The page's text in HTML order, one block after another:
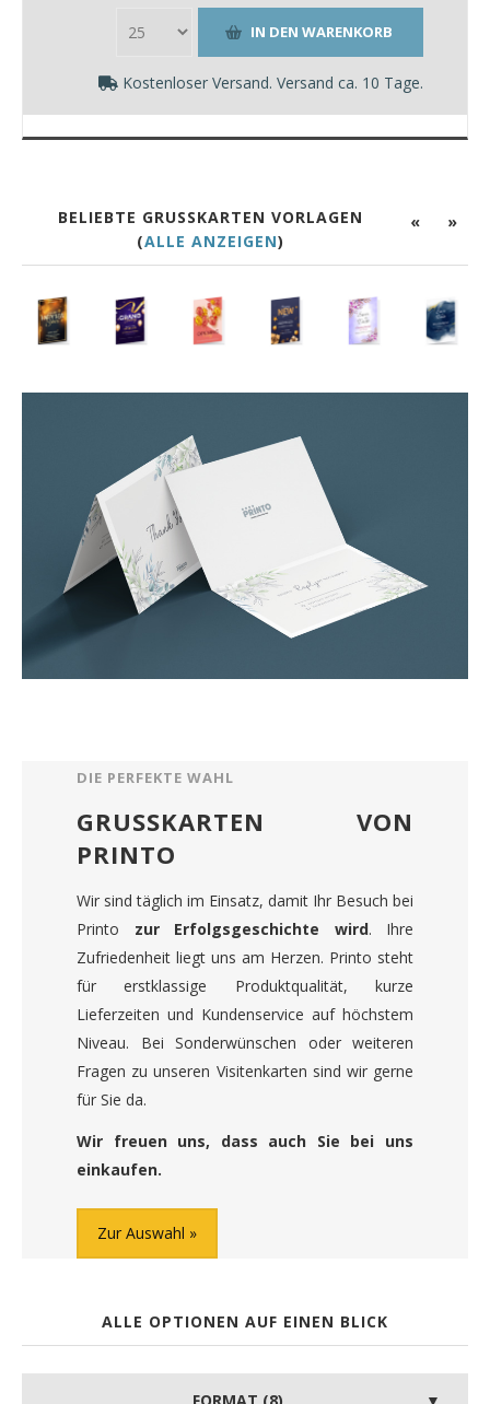
Kostenloser Versand. Versand ca. 10 Tage.
« »
BELIEBTE GRUSSKARTEN VORLAGEN
(ALLE ANZEIGEN)
DIE PERFEKTE WAHL
GRUSSKARTEN VON
PRINTO
Wir sind täglich im Einsatz, damit Ihr Besuch bei
Printo zur Erfolgsgeschichte wird. Ihre
Zufriedenheit liegt uns am Herzen. Printo steht
für erstklassige Produktqualität, kurze
Lieferzeiten und Kundenservice auf höchstem
Niveau. Bei Sonderwünschen oder weiteren
Fragen zu unseren Visitenkarten sind wir gerne
für Sie da.
Wir freuen uns, dass auch Sie bei uns
einkaufen.
Zur Auswahl
ALLE OPTIONEN AUF EINEN BLICK